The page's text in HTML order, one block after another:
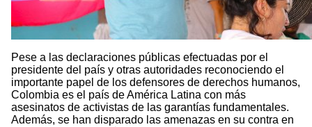
Pese a las declaraciones públicas efectuadas por el
presidente del país y otras autoridades reconociendo el
importante papel de los defensores de derechos humanos,
Colombia es el país de América Latina con más
asesinatos de activistas de las garantías fundamentales.
Además, se han disparado las amenazas en su contra en